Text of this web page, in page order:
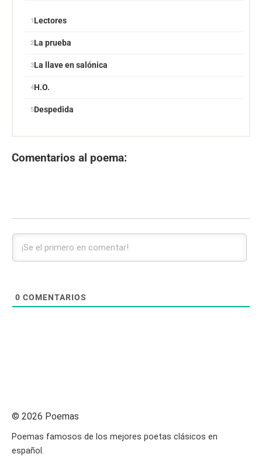
Lectores
La prueba
La llave en salónica
H.O.
Despedida
Comentarios al poema:
0 COMENTARIOS
© 2026 Poemas
Poemas famosos de los mejores poetas clásicos en
español.